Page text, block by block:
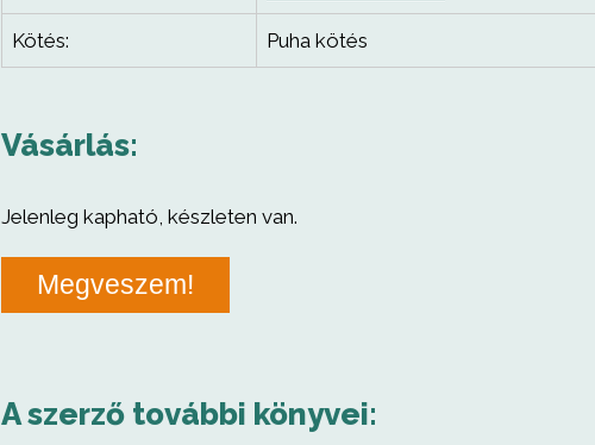
Kötés: Puha kötés
Vásárlás:
Jelenleg kapható, készleten van.
Megveszem!
A szerző további könyvei: